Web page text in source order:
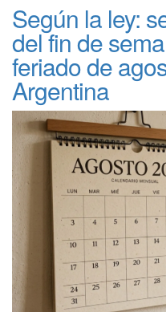
Según la ley:
del fin de
feriado de
Argentina